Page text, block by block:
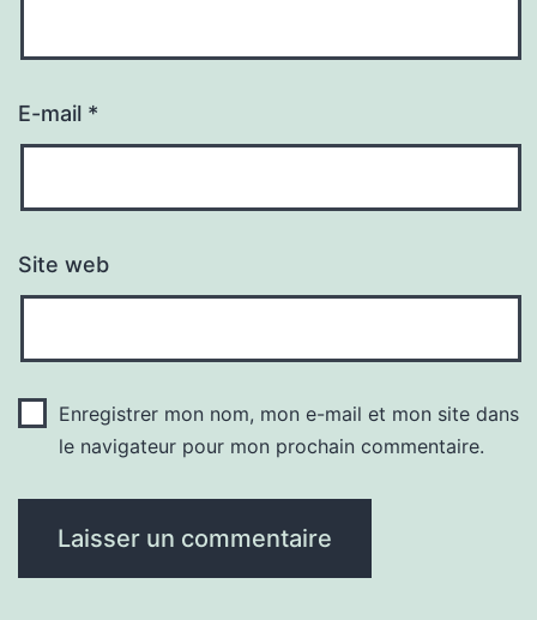
E-mail *
Site web
Enregistrer mon nom, mon e-mail et mon site dans
le navigateur pour mon prochain commentaire.